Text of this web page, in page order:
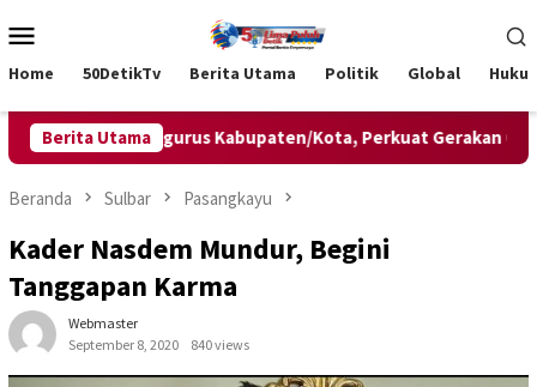
ke
Mobile
Home 50DetikTv Berita Utama Politik Global
Berita Utama
Lima Pengurus Kabupaten/Kota, Perkuat Gerakan Olahraga
Beranda Sulbar Pasangkayu
Kader Nasdem Mundur, Begini
Tanggapan Karma
Webmaster
September 8, 2020
840 views